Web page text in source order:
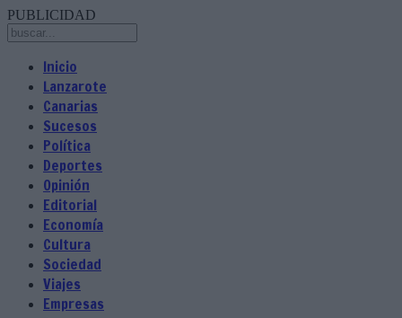
PUBLICIDAD
Inicio
Lanzarote
Canarias
Sucesos
Política
Deportes
Opinión
Editorial
Economía
Cultura
Sociedad
Viajes
Empresas